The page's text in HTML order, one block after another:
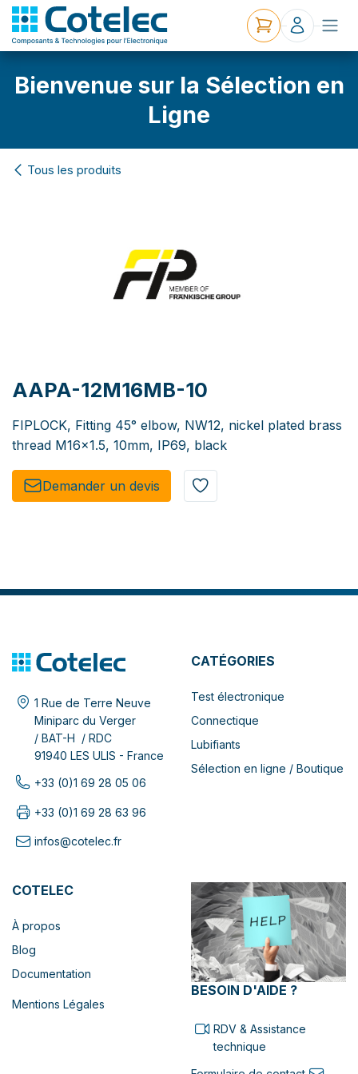
Bienvenue sur la Sélection en
Ligne
Tous les produits
AAPA-12M16MB-10
FIPLOCK, Fitting 45° elbow, NW12, nickel plated brass
thread M16x1.5, 10mm, IP69, black
Demander un de​​vis​​
1 Rue de Terre Neuve
Miniparc du Verger
/ BAT-H / RDC
91940 LES ULIS - France
+33 (0)1 69 28 05 06
+33 (0)1 69 28 63 96
infos@cotelec.fr
CATÉGORIES
Test électronique
Connectique
Lubifiants
Sélection en ligne / Boutique
COTELEC
À propos
Blog
Documentation
Mentions Légales
BESOIN D'AIDE ?
RDV & Assistance
technique